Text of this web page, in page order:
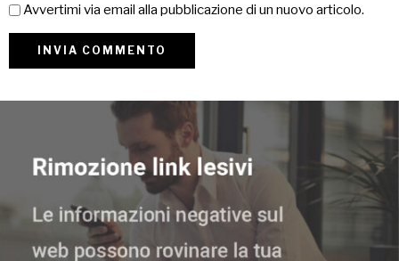
Avvertimi via email alla pubblicazione di un nuovo articolo.